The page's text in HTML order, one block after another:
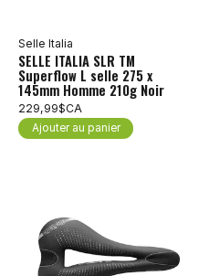
Selle Italia
SELLE ITALIA SLR TM
Superflow L selle 275 x
145mm Homme 210g Noir
229,99$CA
Ajouter au panier